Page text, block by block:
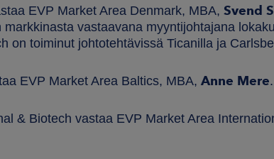
EVP Market Area Denmark, MBA, Svend
vastaavana myyntijohtajana
on toiminut johtotehtävissä Ticanilla ja
EVP Market Area Baltics, MBA, Anne Mere.
& Biotech vastaa EVP Market Area